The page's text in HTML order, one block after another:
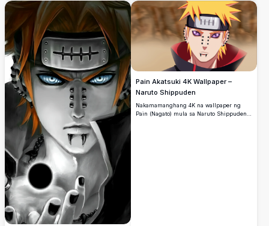
Pain Akatsuki 4K Wallpaper –
Naruto Shippuden
Nakamamanghang 4K na wallpaper ng
Pain (Nagato) mula sa Naruto Shippuden,